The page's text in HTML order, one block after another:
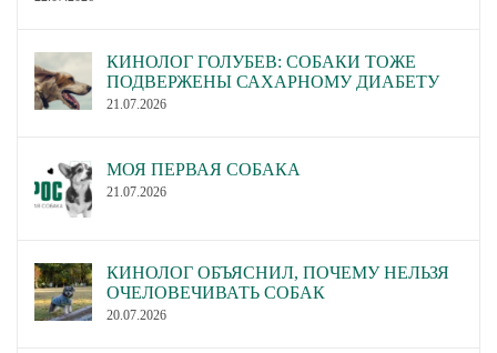
КИНОЛОГ ГОЛУБЕВ: СОБАКИ ТОЖЕ
ПОДВЕРЖЕНЫ САХАРНОМУ ДИАБЕТУ
21.07.2026
МОЯ ПЕРВАЯ СОБАКА
21.07.2026
КИНОЛОГ ОБЪЯСНИЛ, ПОЧЕМУ НЕЛЬЗЯ
ОЧЕЛОВЕЧИВАТЬ СОБАК
20.07.2026